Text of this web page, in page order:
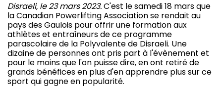
Disraeli, le 23 mars 2023.C'est le samedi 18 mars que
la Canadian Powerlifting Association se rendait au
pays des Gaulois pour offrir une formation aux
athlètes et entraîneurs de ce programme
parascolaire de la Polyvalente de Disraeli. Une
dizaine de personnes ont pris part à l'évènement et
pour le moins que l'on puisse dire, en ont retiré de
grands bénéfices en plus d'en apprendre plus sur ce
sport qui gagne en popularité.